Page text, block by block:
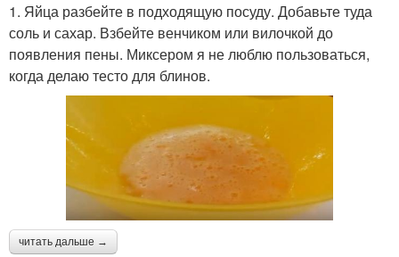
1. Яйца разбейте в подходящую посуду. Добавьте туда
соль и сахар. Взбейте венчиком или вилочкой до
появления пены. Миксером я не люблю пользоваться,
когда делаю тесто для блинов.
читать дальше →